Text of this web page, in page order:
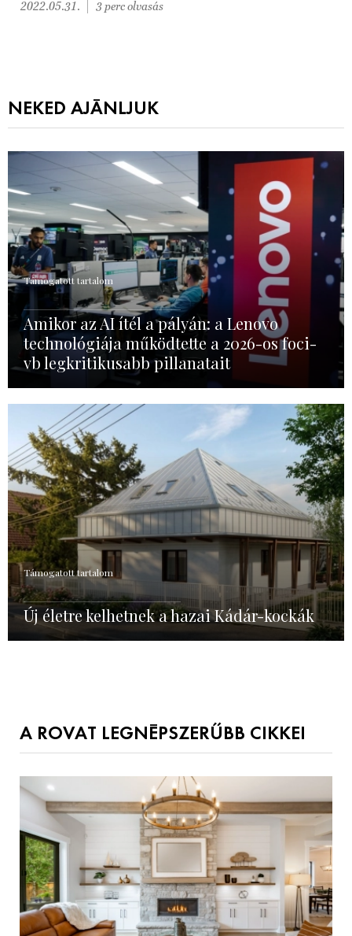
2022.05.31. 3 perc olvasás
NEKED AJÁNLJUK
Támogatott tartalom
Amikor az AI ítél a pályán: a Lenovo
technológiája működtette a 2026-os foci-
vb legkritikusabb pillanatait
Támogatott tartalom
Új életre kelhetnek a hazai Kádár-kockák
A ROVAT LEGNÉPSZERŰBB CIKKEI